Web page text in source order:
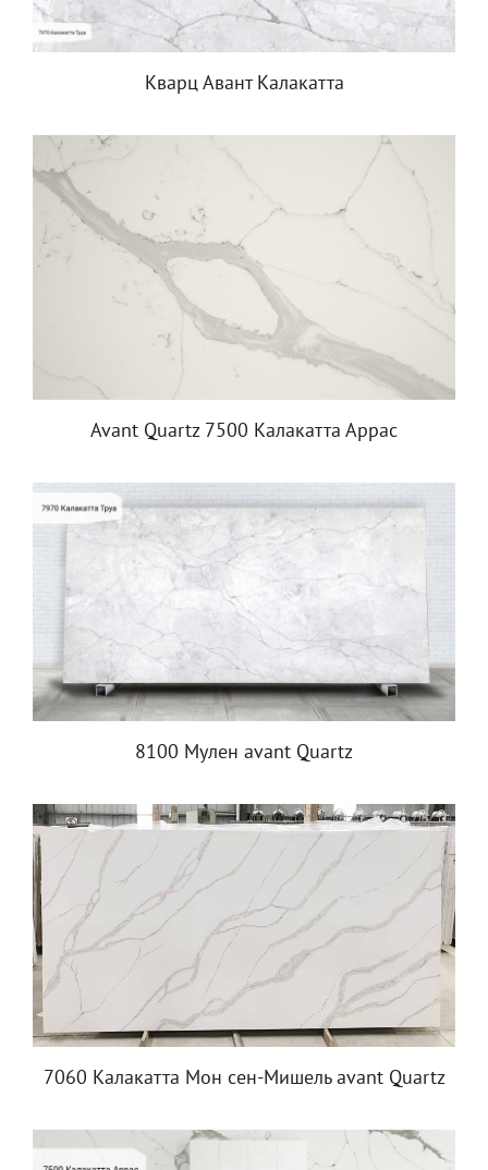
Кварц Авант Калакатта
Avant Quartz 7500 Калакатта Аррас
8100 Мулен avant Quartz
7060 Калакатта Мон сен-Мишель avant Quartz